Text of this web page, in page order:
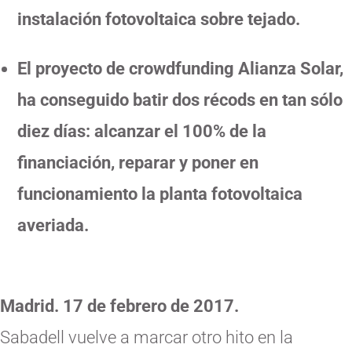
instalación fotovoltaica sobre tejado.
El proyecto de crowdfunding Alianza Solar,
ha conseguido batir dos récods en tan sólo
diez días: alcanzar el 100% de la
financiación, reparar y poner en
funcionamiento la planta fotovoltaica
averiada.
Madrid. 17 de febrero de 2017.
Sabadell vuelve a marcar otro hito en la